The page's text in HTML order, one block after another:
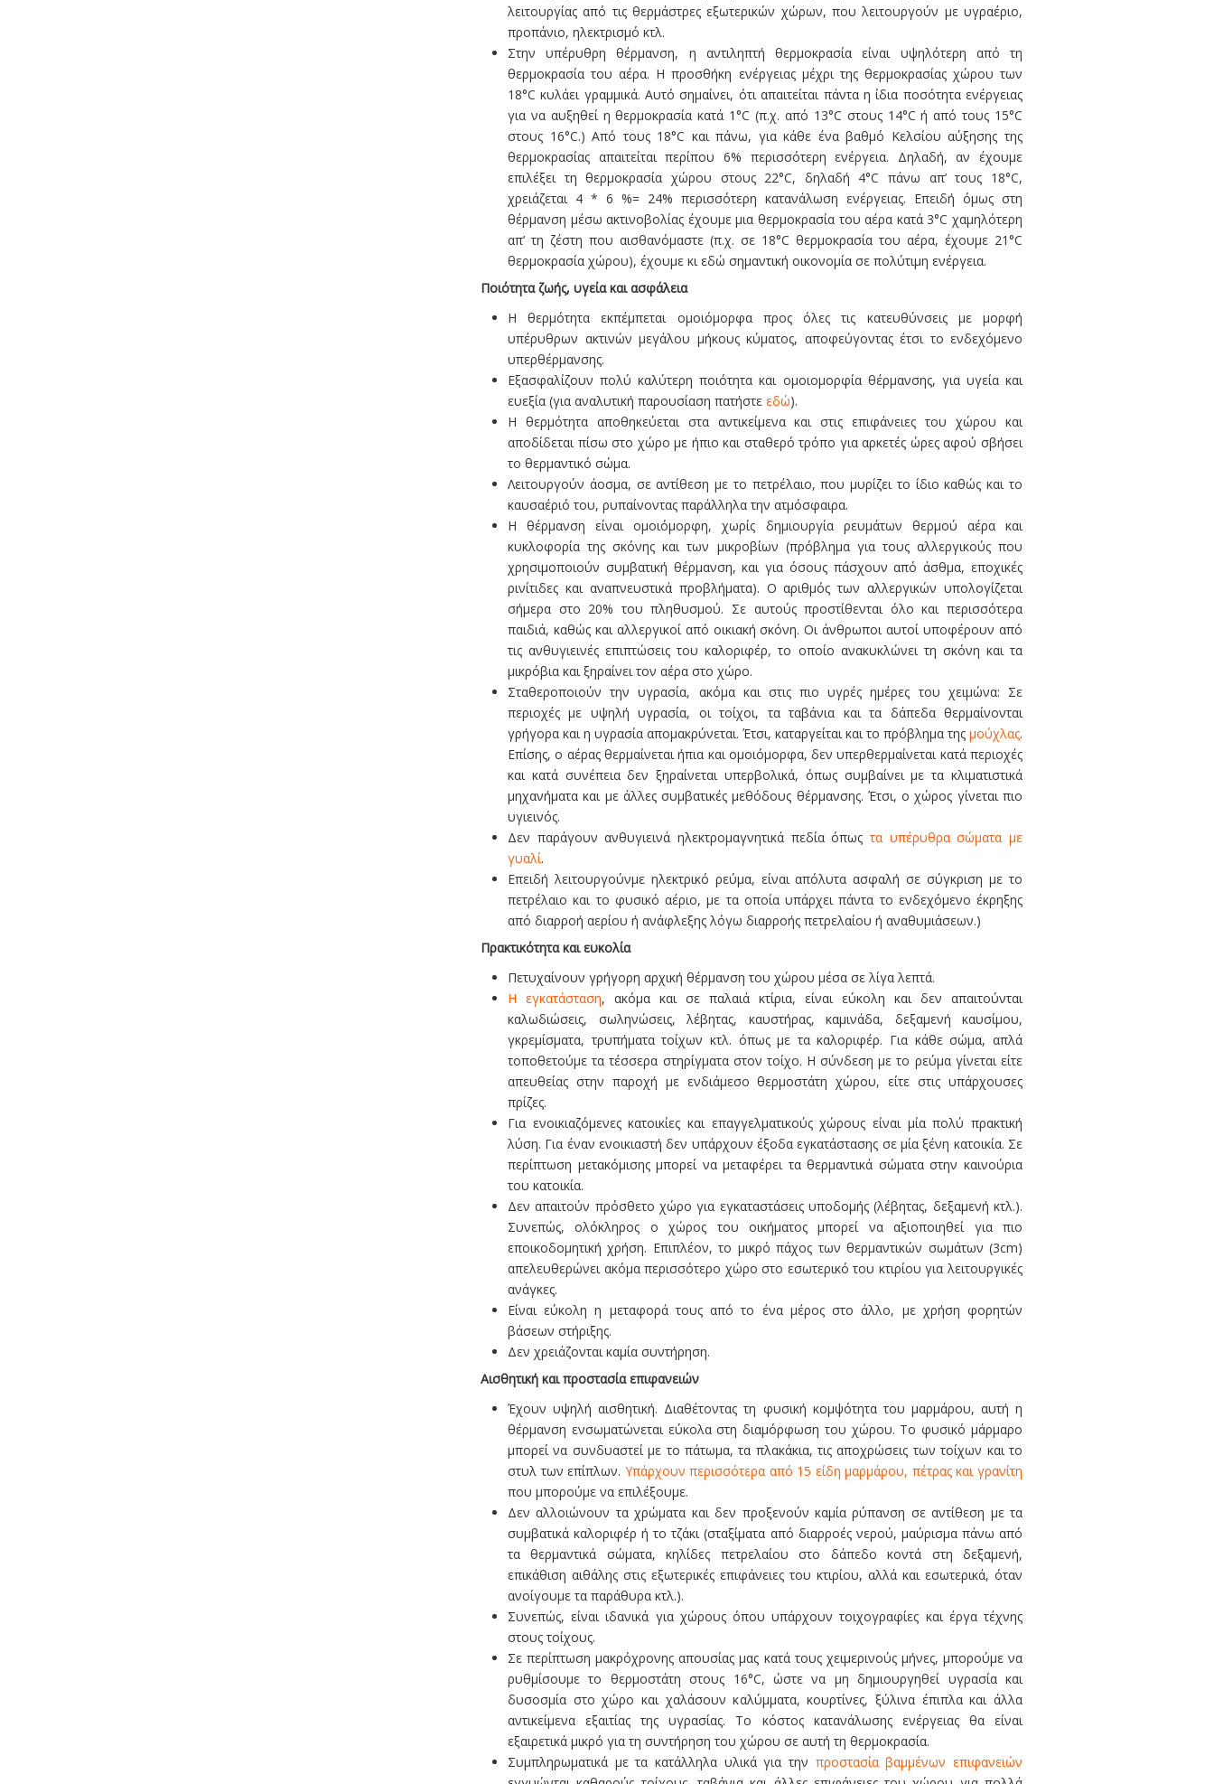
λειτουργίας από τις θερμάστρες εξωτερικών χώρων, που λειτουργούν με υγραέριο,
προπάνιο, ηλεκτρισμό κτλ.
Στην υπέρυθρη θέρμανση, η αντιληπτή θερμοκρασία είναι υψηλότερη από τη
θερμοκρασία του αέρα. Η προσθήκη ενέργειας μέχρι της θερμοκρασίας χώρου των
18°C κυλάει γραμμικά. Αυτό σημαίνει, ότι απαιτείται πάντα η ίδια ποσότητα ενέργειας
για να αυξηθεί η θερμοκρασία κατά 1°C (π.χ. από 13°C στους 14°C ή από τους 15°C
στους 16°C.) Από τους 18°C και πάνω, για κάθε ένα βαθμό Κελσίου αύξησης της
θερμοκρασίας απαιτείται περίπου 6% περισσότερη ενέργεια. Δηλαδή, αν έχουμε
επιλέξει τη θερμοκρασία χώρου στους 22°C, δηλαδή 4°C πάνω απ’ τους 18°C,
χρειάζεται 4 * 6 %= 24% περισσότερη κατανάλωση ενέργειας. Επειδή όμως στη
θέρμανση μέσω ακτινοβολίας έχουμε μια θερμοκρασία του αέρα κατά 3°C χαμηλότερη
απ’ τη ζέστη που αισθανόμαστε (π.χ. σε 18°C θερμοκρασία του αέρα, έχουμε 21°C
θερμοκρασία χώρου), έχουμε κι εδώ σημαντική οικονομία σε πολύτιμη ενέργεια.
Ποιότητα ζωής, υγεία και ασφάλεια
Η θερμότητα εκπέμπεται ομοιόμορφα προς όλες τις κατευθύνσεις με μορφή
υπέρυθρων ακτινών μεγάλου μήκους κύματος, αποφεύγοντας έτσι το ενδεχόμενο
υπερθέρμανσης.
Εξασφαλίζουν πολύ καλύτερη ποιότητα και ομοιομορφία θέρμανσης, για υγεία και
ευεξία (για αναλυτική παρουσίαση πατήστε εδώ).
Η θερμότητα αποθηκεύεται στα αντικείμενα και στις επιφάνειες του χώρου και
αποδίδεται πίσω στο χώρο με ήπιο και σταθερό τρόπο για αρκετές ώρες αφού σβήσει
το θερμαντικό σώμα.
Λειτουργούν άοσμα, σε αντίθεση με το πετρέλαιο, που μυρίζει το ίδιο καθώς και το
καυσαέριό του, ρυπαίνοντας παράλληλα την ατμόσφαιρα.
Η θέρμανση είναι ομοιόμορφη, χωρίς δημιουργία ρευμάτων θερμού αέρα και
κυκλοφορία της σκόνης και των μικροβίων (πρόβλημα για τους αλλεργικούς που
χρησιμοποιούν συμβατική θέρμανση, και για όσους πάσχουν από άσθμα, εποχικές
ρινίτιδες και αναπνευστικά προβλήματα). Ο αριθμός των αλλεργικών υπολογίζεται
σήμερα στο 20% του πληθυσμού. Σε αυτούς προστίθενται όλο και περισσότερα
παιδιά, καθώς και αλλεργικοί από οικιακή σκόνη. Οι άνθρωποι αυτοί υποφέρουν από
τις ανθυγιεινές επιπτώσεις του καλοριφέρ, το οποίο ανακυκλώνει τη σκόνη και τα
μικρόβια και ξηραίνει τον αέρα στο χώρο.
Σταθεροποιούν την υγρασία, ακόμα και στις πιο υγρές ημέρες του χειμώνα: Σε
περιοχές με υψηλή υγρασία, οι τοίχοι, τα ταβάνια και τα δάπεδα θερμαίνονται
γρήγορα και η υγρασία απομακρύνεται. Έτσι, καταργείται και το πρόβλημα της μούχλας.
Επίσης, ο αέρας θερμαίνεται ήπια και ομοιόμορφα, δεν υπερθερμαίνεται κατά περιοχές
και κατά συνέπεια δεν ξηραίνεται υπερβολικά, όπως συμβαίνει με τα κλιματιστικά
μηχανήματα και με άλλες συμβατικές μεθόδους θέρμανσης. Έτσι, ο χώρος γίνεται πιο
υγιεινός.
Δεν παράγουν ανθυγιεινά ηλεκτρομαγνητικά πεδία όπωςτα υπέρυθρα σώματα με
γυαλί.
Επειδή λειτουργούνμε ηλεκτρικό ρεύμα, είναι απόλυτα ασφαλή σε σύγκριση με το
πετρέλαιο και το φυσικό αέριο, με τα οποία υπάρχει πάντα το ενδεχόμενο έκρηξης
από διαρροή αερίου ή ανάφλεξης λόγω διαρροής πετρελαίου ή αναθυμιάσεων.)
Πρακτικότητα και ευκολία
Πετυχαίνουν γρήγορη αρχική θέρμανση του χώρου μέσα σε λίγα λεπτά.
Η εγκατάσταση, ακόμα και σε παλαιά κτίρια, είναι εύκολη και δεν απαιτούνται
καλωδιώσεις, σωληνώσεις, λέβητας, καυστήρας, καμινάδα, δεξαμενή καυσίμου,
γκρεμίσματα, τρυπήματα τοίχων κτλ. όπως με τα καλοριφέρ. Για κάθε σώμα, απλά
τοποθετούμε τα τέσσερα στηρίγματα στον τοίχο. Η σύνδεση με το ρεύμα γίνεται είτε
απευθείας στην παροχή με ενδιάμεσο θερμοστάτη χώρου, είτε στις υπάρχουσες
πρίζες.
Για ενοικιαζόμενες κατοικίες και επαγγελματικούς χώρους είναι μία πολύ πρακτική
λύση. Για έναν ενοικιαστή δεν υπάρχουν έξοδα εγκατάστασης σε μία ξένη κατοικία. Σε
περίπτωση μετακόμισης μπορεί να μεταφέρει τα θερμαντικά σώματα στην καινούρια
του κατοικία.
Δεν απαιτούν πρόσθετο χώρο για εγκαταστάσεις υποδομής (λέβητας, δεξαμενή κτλ.).
Συνεπώς, ολόκληρος ο χώρος του οικήματος μπορεί να αξιοποιηθεί για πιο
εποικοδομητική χρήση. Επιπλέον, το μικρό πάχος των θερμαντικών σωμάτων (3cm)
απελευθερώνει ακόμα περισσότερο χώρο στο εσωτερικό του κτιρίου για λειτουργικές
ανάγκες.
Είναι εύκολη η μεταφορά τους από το ένα μέρος στο άλλο, με χρήση φορητών
βάσεων στήριξης.
Δεν χρειάζονται καμία συντήρηση.
Αισθητική και προστασία επιφανειών
Έχουν υψηλή αισθητική. Διαθέτοντας τη φυσική κομψότητα του μαρμάρου, αυτή η
θέρμανση ενσωματώνεται εύκολα στη διαμόρφωση του χώρου. Το φυσικό μάρμαρο
μπορεί να συνδυαστεί με το πάτωμα, τα πλακάκια, τις αποχρώσεις των τοίχων και το
στυλ των επίπλων. Υπάρχουν περισσότερα από 15 είδη μαρμάρου, πέτρας και γρανίτη
που μπορούμε να επιλέξουμε.
Δεν αλλοιώνουν τα χρώματα και δεν προξενούν καμία ρύπανση σε αντίθεση με τα
συμβατικά καλοριφέρ ή το τζάκι (σταξίματα από διαρροές νερού, μαύρισμα πάνω από
τα θερμαντικά σώματα, κηλίδες πετρελαίου στο δάπεδο κοντά στη δεξαμενή,
επικάθιση αιθάλης στις εξωτερικές επιφάνειες του κτιρίου, αλλά και εσωτερικά, όταν
ανοίγουμε τα παράθυρα κτλ.).
Συνεπώς, είναι ιδανικά για χώρους όπου υπάρχουν τοιχογραφίες και έργα τέχνης
στους τοίχους.
Σε περίπτωση μακρόχρονης απουσίας μας κατά τους χειμερινούς μήνες, μπορούμε να
ρυθμίσουμε το θερμοστάτη στους 16°C, ώστε να μη δημιουργηθεί υγρασία και
δυσοσμία στο χώρο και χαλάσουν καλύμματα, κουρτίνες, ξύλινα έπιπλα και άλλα
αντικείμενα εξαιτίας της υγρασίας. Το κόστος κατανάλωσης ενέργειας θα είναι
εξαιρετικά μικρό για τη συντήρηση του χώρου σε αυτή τη θερμοκρασία.
Συμπληρωματικά με τα κατάλληλα υλικά για την προστασία βαμμένων επιφανειών